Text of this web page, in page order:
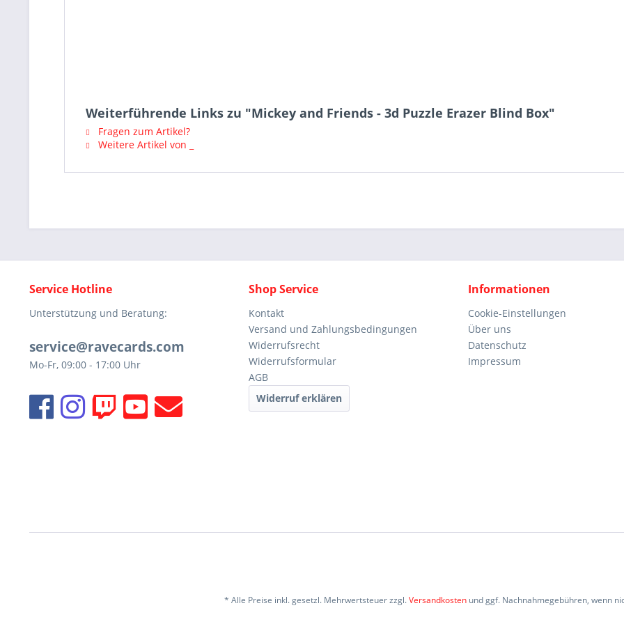
Weiterführende Links zu "Mickey and Friends - 3d Puzzle Erazer Blind Box"
Fragen zum Artikel?
Weitere Artikel von _
Service Hotline
Unterstützung und Beratung:
service@ravecards.com
Mo-Fr, 09:00 - 17:00 Uhr
Shop Service
Kontakt
Versand und Zahlungsbedingungen
Widerrufsrecht
Widerrufsformular
AGB
Widerruf erklären
Informationen
Cookie-Einstellungen
Über uns
Datenschutz
Impressum
* Alle Preise inkl. gesetzl. Mehrwertsteuer zzgl.Versandkostenund ggf. Nachnahmegebühren, wenn